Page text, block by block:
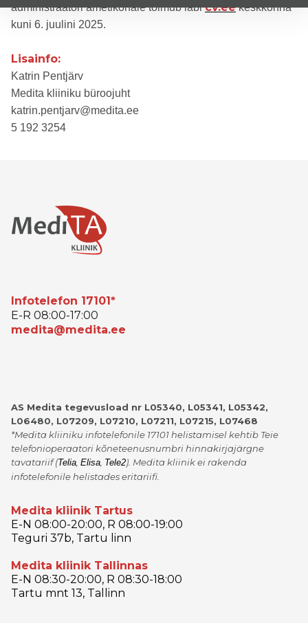
administraatori ametikohale toimub läbicv.eekeskkonna
kuni 6. juulini 2025.
Lisainfo:
Katrin Pentjärv
Medita kliiniku büroojuht
katrin.pentjarv@medita.ee
5 192 3254
Infotelefon 17101*
E-R 08:00-17:00
medita@medita.ee
Medita kliinik Tartus
E-N 08:00-20:00, R 08:00-19:00
Teguri 37b, Tartu linn
Medita kliinik Tallinnas
E-N 08:30-20:00, R 08:30-18:00
Tartu mnt 13, Tallinn
AS Medita tegevusload nr L05340, L05341, L05342,
L06480, L07209, L07210, L07211, L07215, L07468
*Medita kliiniku infotelefonile 17101 helistamisel kehtib Teie
telefonioperaatori kõneteenusnumbri hinnakirjajärgne
tavatariif(Telia Elisa Tele2) . Medita kliinik ei rakenda
infotelefonile helistades eritariifi.